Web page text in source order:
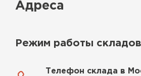
Адреса
Режим работы
Телефон склада в